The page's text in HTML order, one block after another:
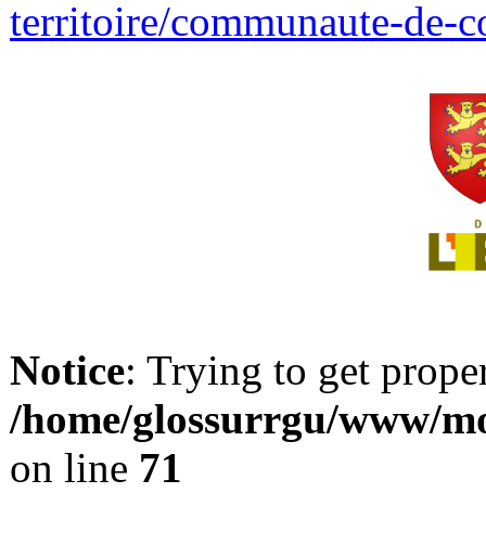
territoire/communaute-de-
Notice: Trying to get
/home/glossurrgu/www/
on line 71